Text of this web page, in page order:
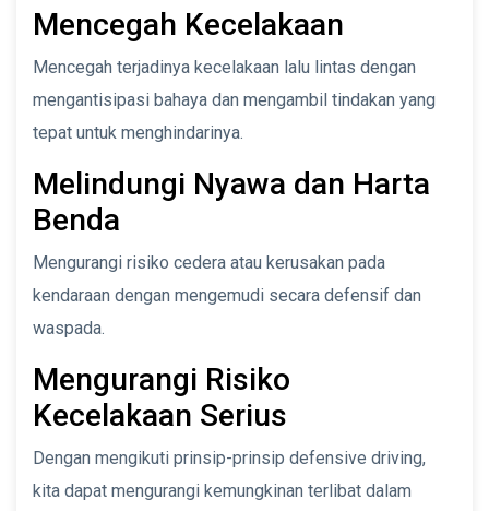
Mencegah Kecelakaan
Mencegah terjadinya kecelakaan lalu lintas dengan
mengantisipasi bahaya dan mengambil tindakan yang
tepat untuk menghindarinya.
Melindungi Nyawa dan Harta
Benda
Mengurangi risiko cedera atau kerusakan pada
kendaraan dengan mengemudi secara defensif dan
waspada.
Mengurangi Risiko
Kecelakaan Serius
Dengan mengikuti prinsip-prinsip defensive driving,
kita dapat mengurangi kemungkinan terlibat dalam